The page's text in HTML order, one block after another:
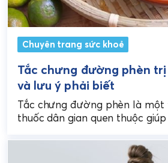
Chuyên trang sức khoẻ
Tắc chưng đường phèn
và lưu ý phải biết
Tắc chưng đường phèn là một
thuốc dân gian quen thuộc